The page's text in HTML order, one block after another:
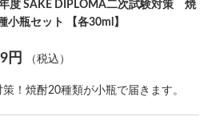
度 SAKE DIPLOMA二次試験対策 焼
小瓶セット 【各30ml】
円 （税込）
！焼酎20種類が小瓶で届きます。